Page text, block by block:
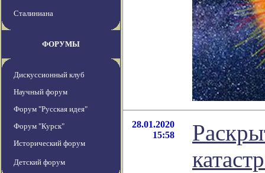
Сталиниана
ФОРУМЫ
Дискуссионный клуб
Научный форум
Форум "Русская идея"
Форум "Курск"
Исторический форум
Детский форум
28.01.2020
15:58